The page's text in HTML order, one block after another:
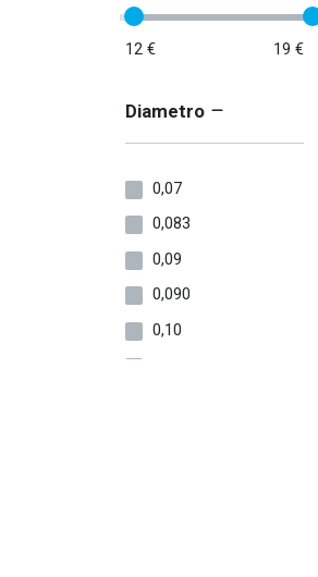
12 € 19 €
Diametro
0,07
0,083
0,09
0,090
0,10